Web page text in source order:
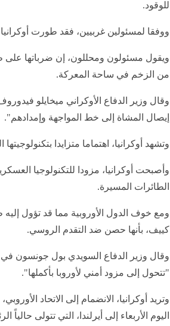
للوقود.
ووفقا لمسئولين غربيين، فقد طورت
ويقول مسئولون ومحللون، إن ضرباتها
من الزخم في ساحة المعركة.
وقال وزير الدفاع الأوكراني ميخايلو
إيصال المشاة إلى خط المواجهة وإمدادهم".
وتشهد أوكرانيا، اهتماما متزايدا
وأصبحت أوكرانيا، مزودا للتكنولوجيا
الطائرات المسيرة.
ومع خوف الدول الأوروبية مما قد تؤول
كييف، بأنها حصن ضد التقدم الروسي.
وقال وزير الدفاع السويدي بول جونسون
"تتحول إلى مزود أمني لأوروبا بأكملها".
وتريد أوكرانيا، الانضمام إلى الاتحاد
اليوم الأربعاء إلى أيرلندا، التي تتولى حالياً